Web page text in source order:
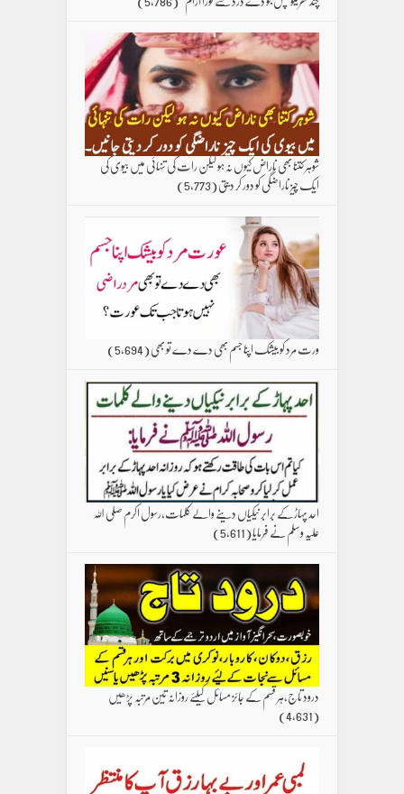
شوہر کتنا بھی ناراض کیوں نہ ہو لیکن رات کی تنہائی میں بیوی کی
ایک چیز ناراضگی کو دور کر دیتی(5,773)
ورت مرد کو بیشک اپنا جسم بھی دے دے تو بھی(5,694)
احد پہاڑ کے برابر نیکیاں دینے والے کلمات،رسول اکرم صلی اللہ
علیہ وسلم نے فرمایا(5,611)
درود تاج،ہر قسم کے جائز مسائل کیلئے روزانہ تین مرتبہ پڑھیں
(4,631)